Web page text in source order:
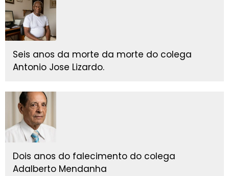
Seis anos da morte da morte do colega
Antonio Jose Lizardo.
Dois anos do falecimento do colega
Adalberto Mendanha